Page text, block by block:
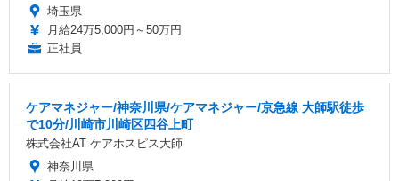
埼玉県
月給24万5,000円～50万円
正社員
ケアマネジャー/神奈川県/ケアマネジャー/京急線 大師駅徒歩
で10分/川崎市川崎区四谷上町
株式会社AT ケアホスピス大師
神奈川県